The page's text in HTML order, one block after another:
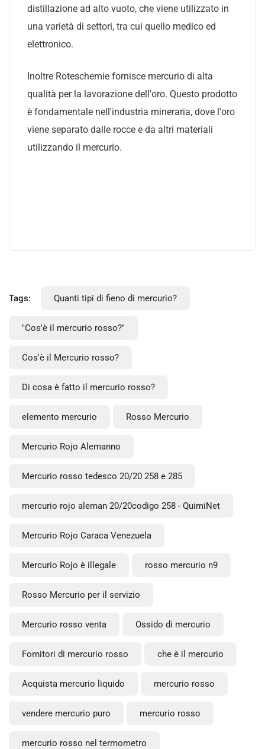
distillazione ad alto vuoto, che viene utilizzato in
una varietà di settori, tra cui quello medico ed
elettronico.
Inoltre Roteschemie fornisce mercurio di alta
qualità per la lavorazione dell'oro. Questo prodotto
è fondamentale nell'industria mineraria, dove l'oro
viene separato dalle rocce e da altri materiali
utilizzando il mercurio.
Tags: Quanti tipi di fieno di mercurio?
"Cos'è il mercurio rosso?"
Cos'è il Mercurio rosso?
Di cosa è fatto il mercurio rosso?
elemento mercurio Rosso Mercurio
Mercurio Rojo Alemanno
Mercurio rosso tedesco 20/20 258 e 285
mercurio rojo aleman 20/20codigo 258 - QuimiNet
Mercurio Rojo Caraca Venezuela
Mercurio Rojo è illegale rosso mercurio n9
Rosso Mercurio per il servizio
Mercurio rosso venta Ossido di mercurio
Fornitori di mercurio rosso che è il mercurio
Acquista mercurio liquido mercurio rosso
vendere mercurio puro mercurio rosso
mercurio rosso nel termometro